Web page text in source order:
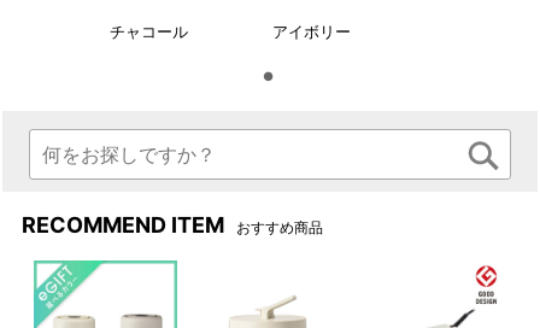
チャコール アイボリー
RECOMMEND ITEM おすすめ商品